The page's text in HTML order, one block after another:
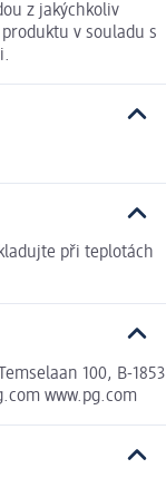
z jakýchkoliv
v souladu s
při teplotách
100, B-1853
www.pg.com